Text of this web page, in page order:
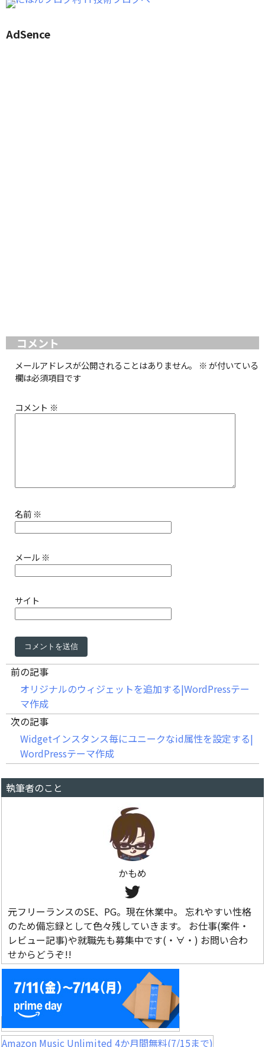
AdSence
コメント
メールアドレスが公開されることはありません。 ※が付いている
欄は必須項目です
コメント ※
名前 ※
メール ※
サイト
前の記事
オリジナルのウィジェットを追加する|WordPressテー
マ作成
次の記事
Widgetインスタンス毎にユニークなid属性を設定する|
WordPressテーマ作成
執筆者のこと
かもめ
元フリーランスのSE、PG。現在休業中。 忘れやすい性格
のため備忘録として色々残していきます。 お仕事(案件・
レビュー記事)や就職先も募集中です(・∀・) お問い合わ
せからどうぞ!!
Amazon Music Unlimited 4か月間無料(7/15まで)